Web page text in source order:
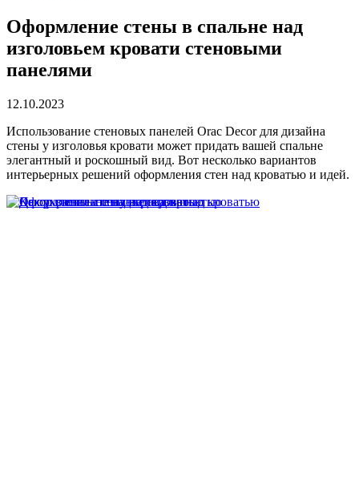
Оформление стены в спальне над
изголовьем кровати стеновыми
панелями
12.10.2023
Использование стеновых панелей Orac Decor для дизайна
стены у изголовья кровати может придать вашей спальне
элегантный и роскошный вид. Вот несколько вариантов
интерьерных решений оформления стен над кроватью и идей.